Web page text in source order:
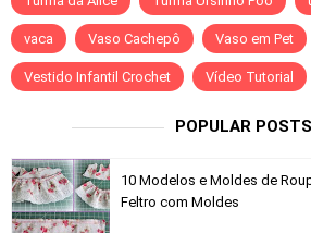
vaca Vaso Cachepô Vaso em Pet
Vestido Infantil Crochet Vídeo Tutorial
POPULAR POSTS
10 Modelos e Moldes de
Feltro com Moldes